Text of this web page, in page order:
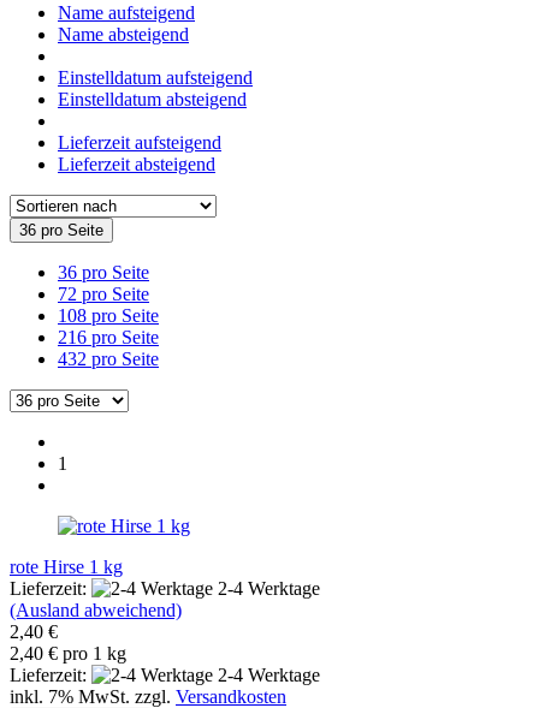
Name aufsteigend
Name absteigend
Einstelldatum aufsteigend
Einstelldatum absteigend
Lieferzeit aufsteigend
Lieferzeit absteigend
36 pro Seite
36 pro Seite
72 pro Seite
108 pro Seite
216 pro Seite
432 pro Seite
1
rote Hirse 1 kg
Lieferzeit:
2-4 Werktage
(Ausland abweichend)
2,40 €
2,40 € pro 1 kg
Lieferzeit:
2-4 Werktage
inkl. 7% MwSt. zzgl. Versandkosten